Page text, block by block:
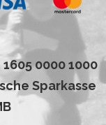
0000 1000
Sparkasse